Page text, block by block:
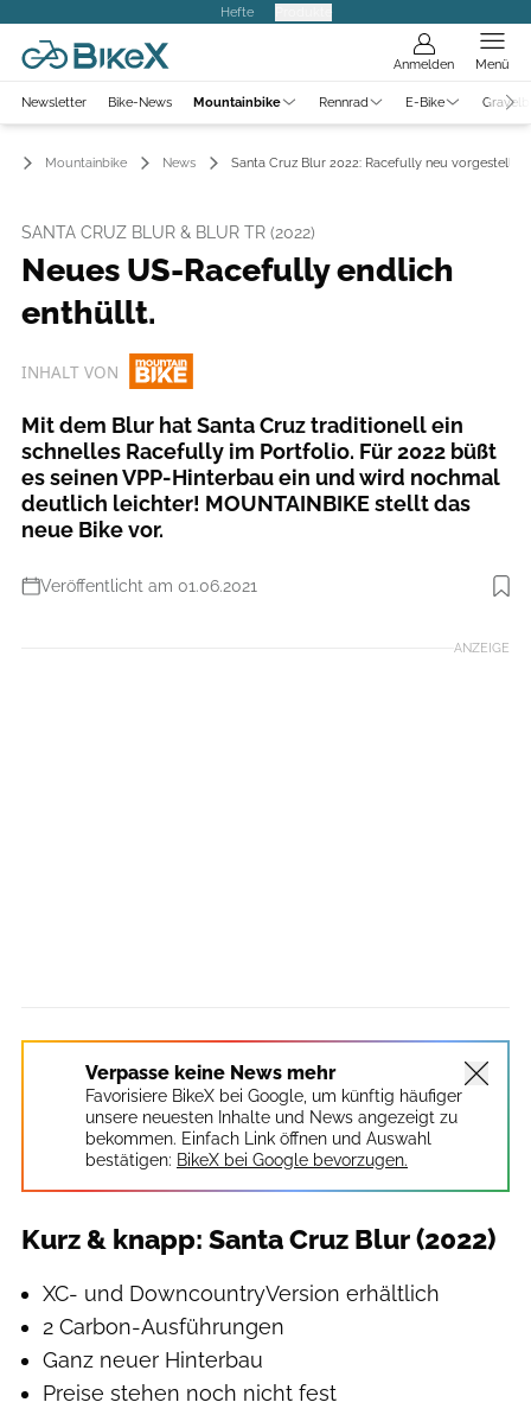
Hefte
Anmelden Menü
Newsletter Bike-News Mountainbike Rennrad E-Bike
Mountainbike News Santa Cruz Blur 2022: Racefully neu vorgestellt.
SANTA CRUZ BLUR & BLUR TR (2022)
Neues US-Racefully endlich
enthüllt.
INHALT VON
Mit dem Blur hat Santa Cruz traditionell ein
schnelles Racefully im Portfolio. Für 2022 büßt
es seinen VPP-Hinterbau ein und wird nochmal
deutlich leichter! MOUNTAINBIKE stellt das
neue Bike vor.
Veröffentlicht am 01.06.2021
Foto: Michele Mondini
ANZEIGE
Verpasse keine News mehr
Favorisiere BikeX bei Google, um künftig häufiger
unsere neuesten Inhalte und News angezeigt zu
bekommen. Einfach Link öffnen und Auswahl
bestätigen: BikeX bei Google bevorzugen.
Kurz & knapp: Santa Cruz Blur (2022)
XC- und DowncountryVersion erhältlich
2 Carbon-Ausführungen
Ganz neuer Hinterbau
Preise stehen noch nicht fest